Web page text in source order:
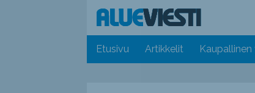
Etusivu Artikkelit